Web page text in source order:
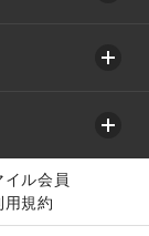
イル会員
用規約